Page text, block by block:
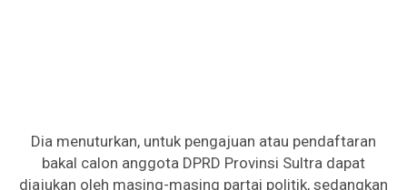
Dia menuturkan, untuk pengajuan atau pendaftaran
bakal calon anggota DPRD Provinsi Sultra dapat
diajukan oleh masing-masing partai politik, sedangkan